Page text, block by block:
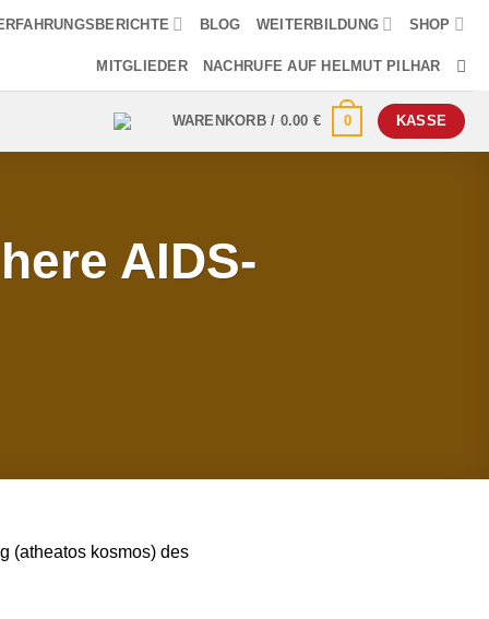
BLOG WEITERBILDUNG SHOP
MITGLIEDER NACHRUFE AUF HELMUT PILHAR
WARENKORB / 0.00 € 0 KASSE
AIDS-
(atheatos kosmos) des